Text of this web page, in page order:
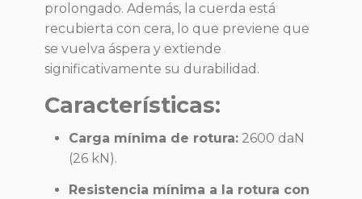
prolongado. Además, la cuerda está
recubierta con cera, lo que previene que
se vuelva áspera y extiende
significativamente su durabilidad.
Características:
Carga mínima de rotura: 2600 daN
(26 kN).
Resistencia mínima a la rotura con